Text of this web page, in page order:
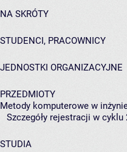
NA SKRÓTY
STUDENCI, PRACOWNICY
JEDNOSTKI ORGANIZACYJNE
PRZEDMIOTY
Metody komputerowe w
Szczegóły rejestracji w cyklu
STUDIA